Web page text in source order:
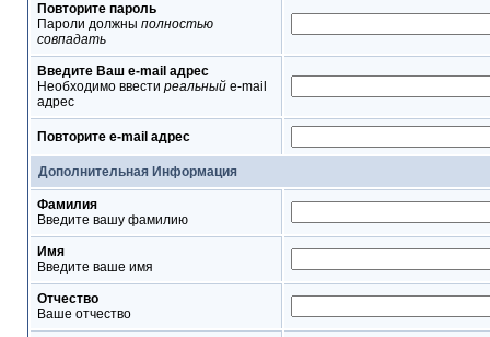
Повторите пароль
Пароли должны полностью
совпадать
Введите Ваш e-mail адрес
Необходимо ввести реальныйe-mail
адрес
Повторите e-mail адрес
Дополнительная Информация
Фамилия
Введите вашу фамилию
Имя
Введите ваше имя
Отчество
Ваше отчество